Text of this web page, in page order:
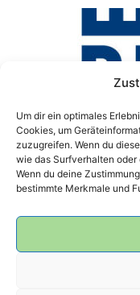
Um dir ein optimales
Cookies, um
zuzugreifen. Wenn du
wie das Surfverhalten
Wenn du deine
bestimmte Merkmale und